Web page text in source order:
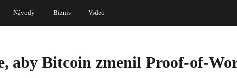
Návody Biznis Video
aby Bitcoin zmenil Proof-of-